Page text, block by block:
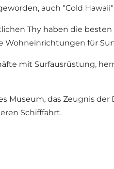
auch "Cold
Thy haben die
Wohneinrichtungen für
mit Surfausrüstung,
Museum, das Zeugnis
Schifffahrt.